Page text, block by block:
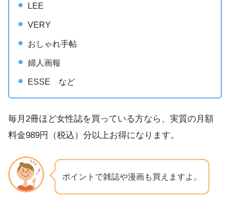
LEE
VERY
おしゃれ手帖
婦人画報
ESSE など
毎月2冊ほど女性誌を買っている方なら、実質の月額
料金989円（税込）分以上お得になります。
ポイントで雑誌や漫画も買えますよ。